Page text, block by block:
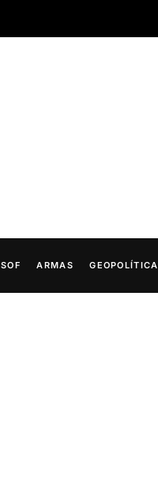
SOF ARMAS GEOPOLÍTICA